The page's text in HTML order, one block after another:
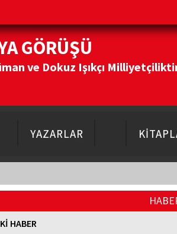
GÖRÜŞÜ
ve Dokuz Işıkçı
YAZARLAR
HABER